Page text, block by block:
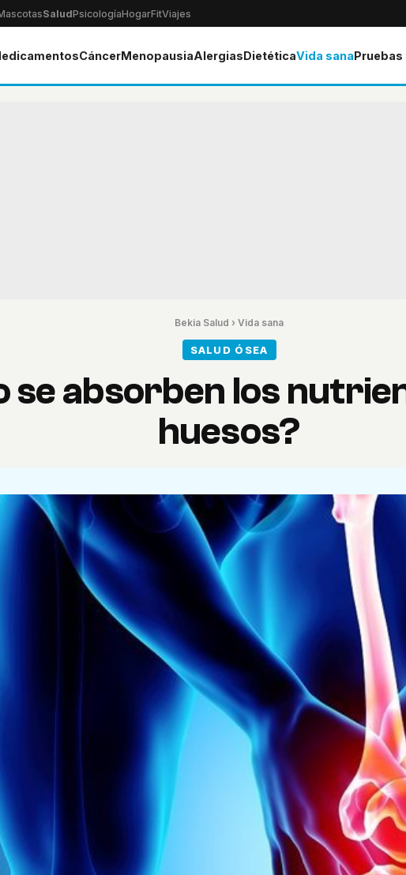
SaludPsicologíaHogarFitViajes
CáncerMenopausiaAlergiasDietéticaVida sana
Bekia Salud › Vida sana
SALUD ÓSEA
se absorben los
huesos?